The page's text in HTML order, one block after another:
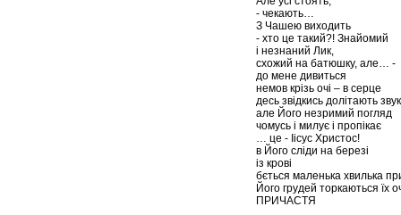
- чекають…
З Чашею виходить
- хто це такий?! Знайомий
і незнаний Лик,
схожий на батюшку, але… -
до мене дивиться
немов крізь очі – в серце
десь звідкись долітають
але Його незримий погляд
чомусь і милує і пропікає
… це - Іісус Христос!
в Його сліди на березі
із крові
бється маленька хвилька
Його грудей торкаються їх
ПРИЧАСТЯ